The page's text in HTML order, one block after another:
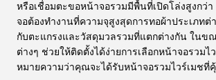
หรือเชื่อมตะขอหน้าจอรวมมีพื้นที่เปิดโล่งสูงกว่า
จอต้องทำงานที่ความจุสูงสุดการทอผ้าประเภทต่
กับตะแกรงและวัสดุมวลรวมที่แตกต่างกัน ในข
ต่างๆ ช่วยให้ติดตั้งได้ง่ายการเลือกหน้าจอรวมไ
หมายความว่าคุณจะได้รับหน้าจอรวมไวร์เมชที่